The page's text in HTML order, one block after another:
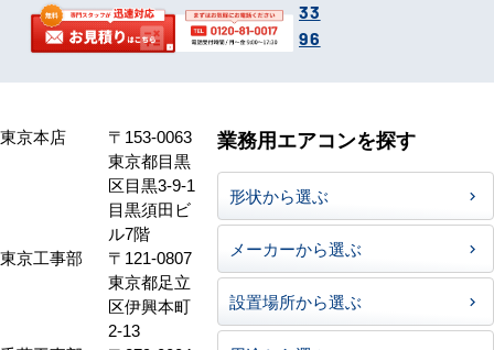
33
96
東京本店
〒153-0063
東京都目黒
区目黒3-9-1
目黒須田ビ
ル7階
東京工事部
〒121-0807
東京都足立
区伊興本町
2-13
業務用エアコンを探す
形状から選ぶ
メーカーから選ぶ
設置場所から選ぶ